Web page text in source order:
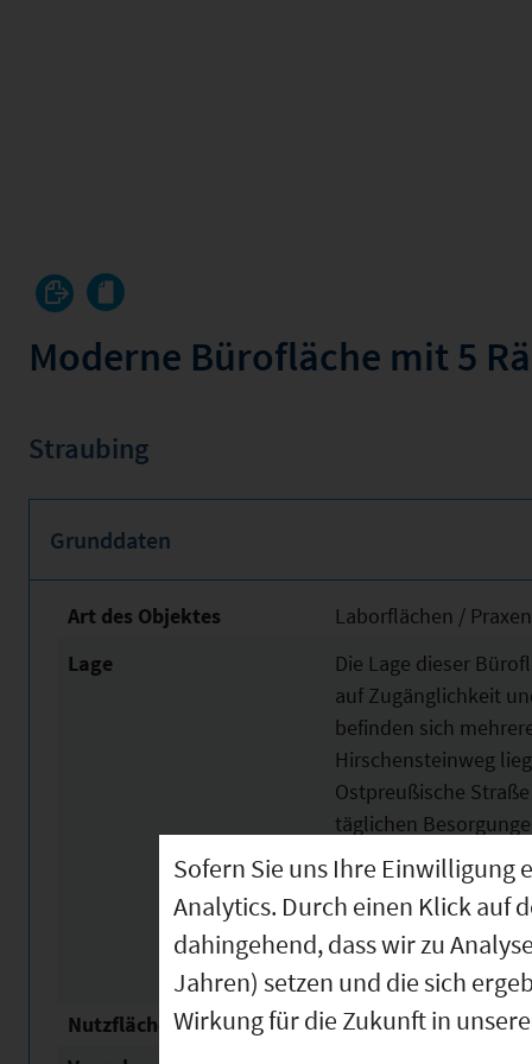
Moderne Bürofläche mit 5
Straubing
Grunddaten
Art des Objektes
Laborflächen /
Lage
Die Lage dieser
auf Zugänglichkeit
befinden sich
Hirschensteinweg
Ostpreußische
täglichen
Supermarkt nur 150
Planung erleichtert.
– es befinden sich
Meter entfernt und
Nutzfläche
168 m²
Sofern Sie uns Ihre Einwilligung
Analytics. Durch einen Klick auf
dahingehend, dass wir zu
Jahren) setzen und die sich
Wirkung für die Zukunft in